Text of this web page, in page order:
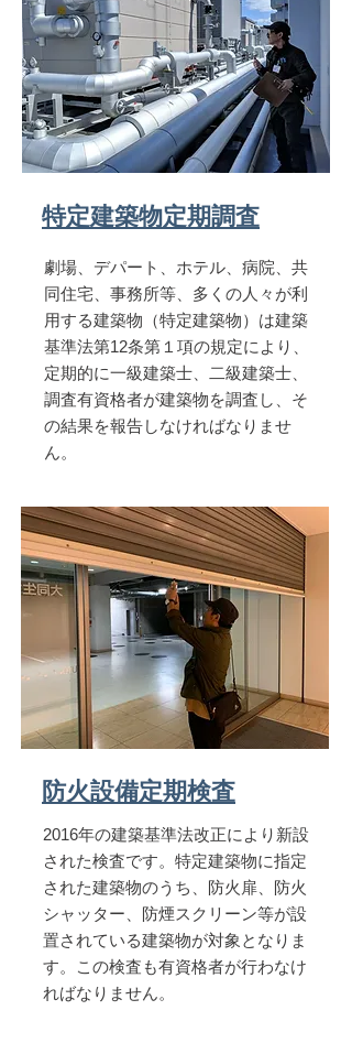
特定建築物定期調査
劇場、デパート、ホテル、病院、共
同住宅、事務所等、多くの人々が利
用する建築物（特定建築物）は建築
基準法第12条第１項の規定により、
定期的に一級建築士、二級建築士、
調査有資格者が建築物を調査し、そ
の結果を報告しなければなりませ
ん。
防火設備定期検査
2016年の建築基準法改正により新設
された検査です。特定建築物に指定
された建築物のうち、防火扉、防火
シャッター、防煙スクリーン等が設
置されている建築物が対象となりま
す。この検査も有資格者が行わなけ
ればなりません。